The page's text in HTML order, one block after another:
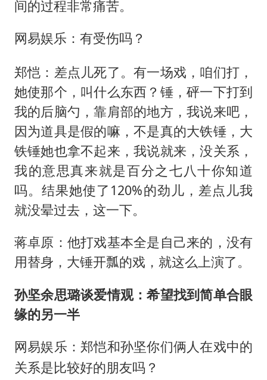
间的过程非常痛苦。
网易娱乐：有受伤吗？
郑恺：差点儿死了。有一场戏，咱们打，
她使那个，叫什么东西？锤，砰一下打到
我的后脑勺，靠肩部的地方，我说来吧，
因为道具是假的嘛，不是真的大铁锤，大
铁锤她也拿不起来，我说就来，没关系，
我的意思真来就是百分之七八十你知道
吗。结果她使了120%的劲儿，差点儿我
就没晕过去，这一下。
蒋卓原：他打戏基本全是自己来的，没有
用替身，大锤开瓢的戏，就这么上演了。
孙坚余思璐谈爱情观：希望找到简单合眼
缘的另一半
网易娱乐：郑恺和孙坚你们俩人在戏中的
关系是比较好的朋友吗？